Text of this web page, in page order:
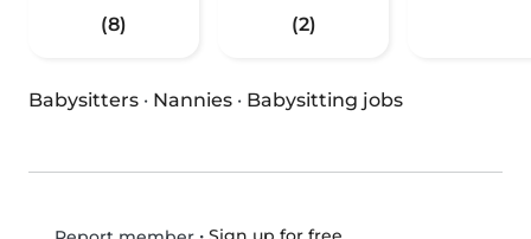
(8) (2)
Babysitters · Nannies · Babysitting jobs